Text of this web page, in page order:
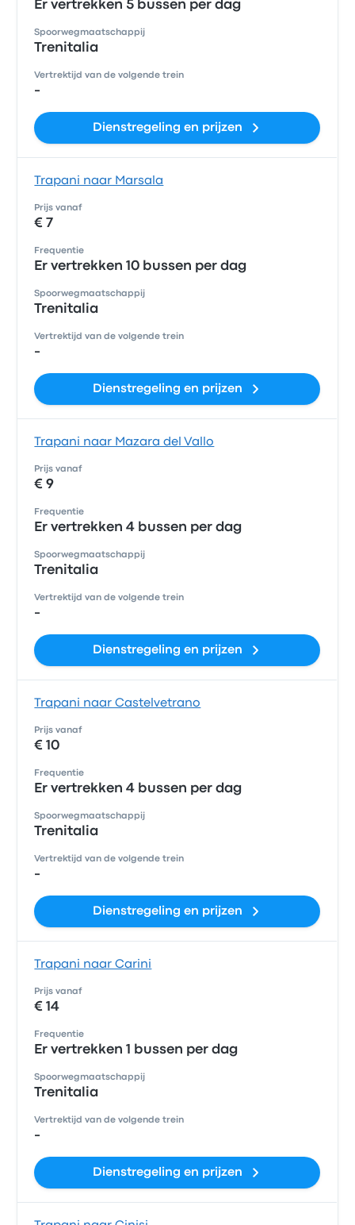
Er vertrekken 5 bussen per dag
Spoorwegmaatschappij
Trenitalia
Vertrektijd van de volgende trein
-
Dienstregeling en prijzen
Trapani naar Marsala
Prijs vanaf
€ 7
Frequentie
Er vertrekken 10 bussen per dag
Spoorwegmaatschappij
Trenitalia
Vertrektijd van de volgende trein
-
Dienstregeling en prijzen
Trapani naar Mazara del Vallo
Prijs vanaf
€ 9
Frequentie
Er vertrekken 4 bussen per dag
Spoorwegmaatschappij
Trenitalia
Vertrektijd van de volgende trein
-
Dienstregeling en prijzen
Trapani naar Castelvetrano
Prijs vanaf
€ 10
Frequentie
Er vertrekken 4 bussen per dag
Spoorwegmaatschappij
Trenitalia
Vertrektijd van de volgende trein
-
Dienstregeling en prijzen
Trapani naar Carini
Prijs vanaf
€ 14
Frequentie
Er vertrekken 1 bussen per dag
Spoorwegmaatschappij
Trenitalia
Vertrektijd van de volgende trein
-
Dienstregeling en prijzen